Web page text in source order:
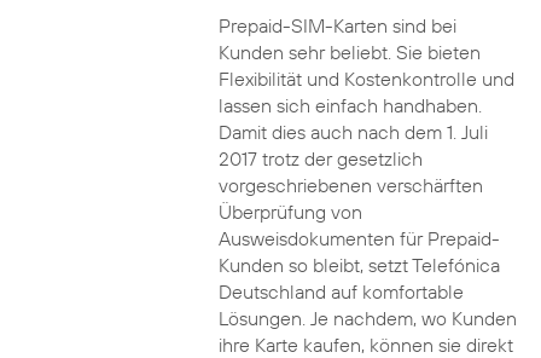
Prepaid-SIM-Karten sind bei
Kunden sehr beliebt. Sie bieten
Flexibilität und Kostenkontrolle und
lassen sich einfach handhaben.
Damit dies auch nach dem 1. Juli
2017 trotz der gesetzlich
vorgeschriebenen verschärften
Überprüfung von
Ausweisdokumenten für Prepaid-
Kunden so bleibt, setzt Telefónica
Deutschland auf komfortable
Lösungen. Je nachdem, wo Kunden
ihre Karte kaufen, können sie direkt